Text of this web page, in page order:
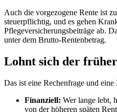
Auch die vorgezogene Rente ist
steuerpflichtig, und es gehen
Pflegeversicherungsbeiträge ab.
unter dem Brutto-Rentenbetrag.
Lohnt sich der
Das ist eine Rechenfrage und eine
Finanziell: Wer lange lebt,
von der höheren späten